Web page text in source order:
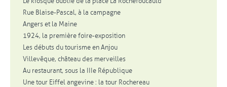
Rue Blaise-Pascal, à la campagne
Angers et la Maine
1924, la première foire-exposition
Les débuts du tourisme en Anjou
Villevêque, château des merveilles
Au restaurant, sous la IIIe République
Une tour Eiffel angevine : la tour Rochereau